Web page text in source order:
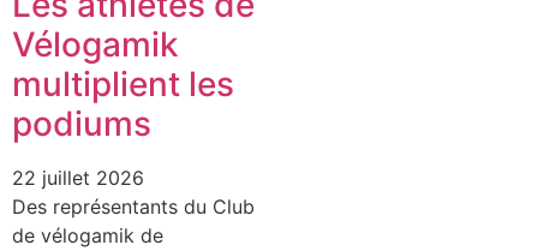
Vélogamik
multiplient les
podiums
22 juillet 2026
Des représentants du Club
de vélogamik de